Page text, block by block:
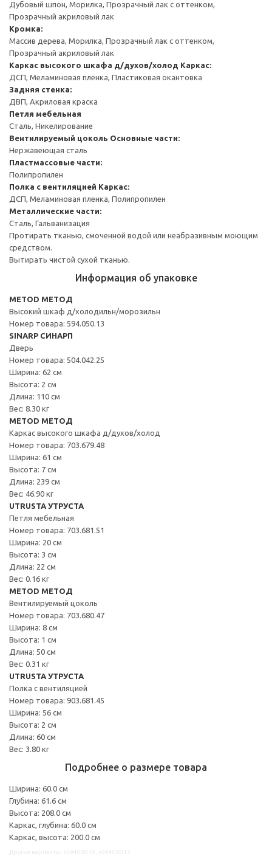
Дубовый шпон, Морилка, Прозрачный лак с оттенком,
Прозрачный акриловый лак
Кромка:
Массив дерева, Морилка, Прозрачный лак с оттенком,
Прозрачный акриловый лак
Каркас высокого шкафа д/духов/холод Каркас:
ДСП, Меламиновая пленка, Пластиковая окантовка
Задняя стенка:
ДВП, Акриловая краска
Петля мебельная
Сталь, Никелирование
Вентилируемый цоколь Основные части:
Нержавеющая сталь
Пластмассовые части:
Полипропилен
Полка с вентиляцией Каркас:
ДСП, Меламиновая пленка, Полипропилен
Металлические части:
Сталь, Гальванизация
Протирать тканью, смоченной водой или неабразивным моющим
средством.
Вытирать чистой сухой тканью.
Информация об упаковке
METOD МЕТОД
Высокий шкаф д/холодильн/морозильн
Номер товара: 594.050.13
SINARP СИНАРП
Дверь
Номер товара: 504.042.25
Ширина: 62 см
Высота: 2 см
Длина: 110 см
Вес: 8.30 кг
METOD МЕТОД
Каркас высокого шкафа д/духов/холод
Номер товара: 703.679.48
Ширина: 61 см
Высота: 7 см
Длина: 239 см
Вес: 46.90 кг
UTRUSTA УТРУСТА
Петля мебельная
Номер товара: 703.681.51
Ширина: 20 см
Высота: 3 см
Длина: 22 см
Вес: 0.16 кг
METOD МЕТОД
Вентилируемый цоколь
Номер товара: 703.680.47
Ширина: 8 см
Высота: 1 см
Длина: 50 см
Вес: 0.31 кг
UTRUSTA УТРУСТА
Полка с вентиляцией
Номер товара: 903.681.45
Ширина: 56 см
Высота: 2 см
Длина: 60 см
Вес: 3.80 кг
Подробнее о размере товара
Ширина: 60.0 см
Глубина: 61.6 см
Высота: 208.0 см
Каркас, глубина: 60.0 см
Каркас, высота: 200.0 см